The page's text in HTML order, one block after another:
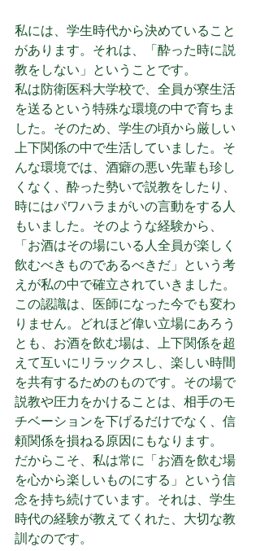
私には、学生時代から決めていること
があります。それは、「酔った時に説
教をしない」ということです。
私は防衛医科大学校で、全員が寮生活
を送るという特殊な環境の中で育ちま
した。そのため、学生の頃から厳しい
上下関係の中で生活していました。そ
んな環境では、酒癖の悪い先輩も珍し
くなく、酔った勢いで説教をしたり、
時にはパワハラまがいの言動をする人
もいました。そのような経験から、
「お酒はその場にいる人全員が楽しく
飲むべきものであるべきだ」という考
えが私の中で確立されていきました。
この認識は、医師になった今でも変わ
りません。どれほど偉い立場にあろう
とも、お酒を飲む場は、上下関係を超
えて互いにリラックスし、楽しい時間
を共有するためのものです。その場で
説教や圧力をかけることは、相手のモ
チベーションを下げるだけでなく、信
頼関係を損ねる原因にもなります。
だからこそ、私は常に「お酒を飲む場
を心から楽しいものにする」という信
念を持ち続けています。それは、学生
時代の経験が教えてくれた、大切な教
訓なのです。